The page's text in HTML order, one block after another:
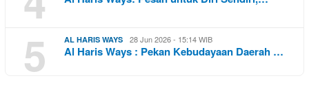
5 AL HARIS WAYS 28 Jun 2026 - 15:14 WIB
Al Haris Ways : Pekan Kebudayaan Daerah …